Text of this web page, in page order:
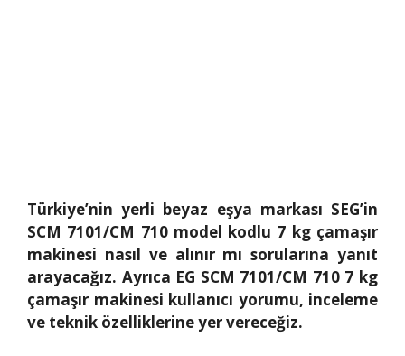
Türkiye’nin yerli beyaz eşya markası SEG’in
SCM 7101/CM 710 model kodlu 7 kg çamaşır
makinesi nasıl ve alınır mı sorularına yanıt
arayacağız. Ayrıca EG SCM 7101/CM 710 7 kg
çamaşır makinesi kullanıcı yorumu, inceleme
ve teknik özelliklerine yer vereceğiz.